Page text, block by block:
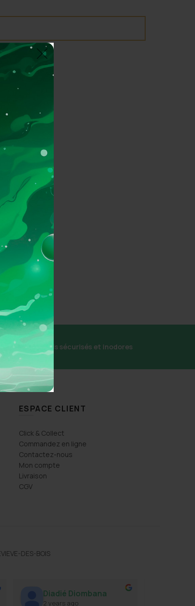
Colis sécurisés et inodores
ESPACE CLIENT
Click & Collect
Commandez en ligne
Contactez-nous
Mon compte
Livraison
CGV
DES-BOIS
Diadié Diombana
2 years ago